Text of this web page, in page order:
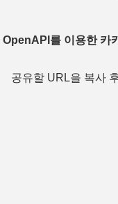
OpenAPI를 이용한 카
공유할 URL을 복사